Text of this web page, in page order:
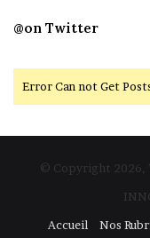
@on Twitter
Error Can not Get
© Copyright 2026,
Accueil
Nos